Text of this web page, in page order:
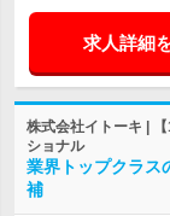
求人詳細
株式会社イトーキ |
ショナル
業界トップクラス
補